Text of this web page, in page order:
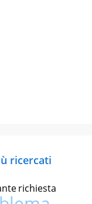
ricercati
richiesta